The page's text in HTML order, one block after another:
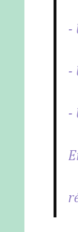
-
-
-